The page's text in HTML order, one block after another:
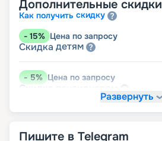
Дополнительные скидки
Как получить скидку
- 15% Цена по запросу
Скидка детям
-5% Цена по запросу
Скидка
Развернуть
Пишите в Telegram